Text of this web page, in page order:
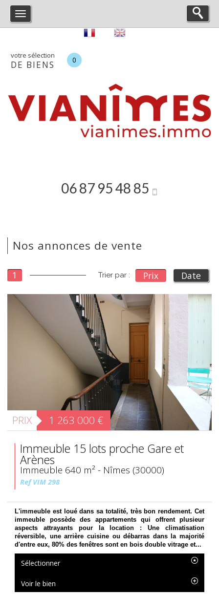
votre sélection
DE BIENS 0
06 87 95 48 85
Nos annonces de vente
1 Trier par : Prix Date
PRIX 1 263 000 €
Immeuble 15 lots proche Gare et
Arènes
Immeuble 640 m² - Nîmes (30000)
Ref VIM 298
L'immeuble est loué dans sa totalité, très bon rendement. Cet
immeuble possède des appartements qui offrent plusieur
aspects attrayants pour la location : Une climatisation
réversible, une arrière cuisine ou débarras dans la majorité
d'entre eux, 80% des fenêtres sont en bois double vitrage et...
Sélectionner
Voir le bien